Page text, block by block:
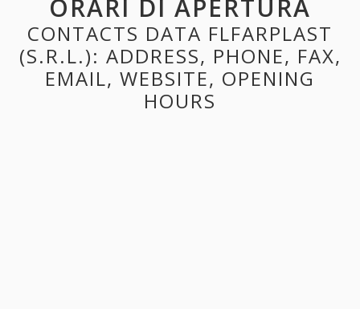
ORARI DI APERTURA
CONTACTS DATA FLFARPLAST
(S.R.L.): ADDRESS, PHONE, FAX,
EMAIL, WEBSITE, OPENING
HOURS